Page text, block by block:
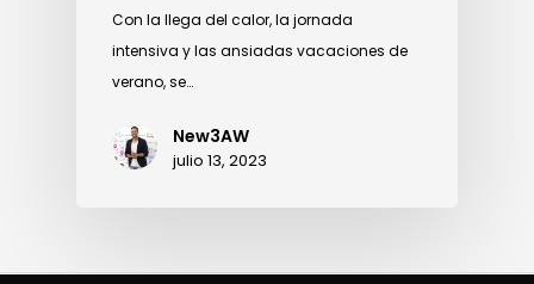
Con la llega del calor, la jornada
intensiva y las ansiadas vacaciones de
verano, se…
New3AW
julio 13, 2023